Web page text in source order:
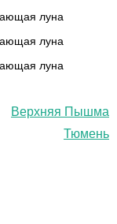
луна
луна
луна
Верхняя Пышма
Тюмень